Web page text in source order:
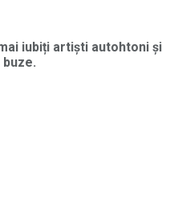
iubiți artiști autohtoni și